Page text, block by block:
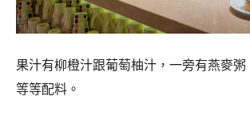
果汁有柳橙汁跟葡萄柚汁，一旁有燕麥粥
等等配料。